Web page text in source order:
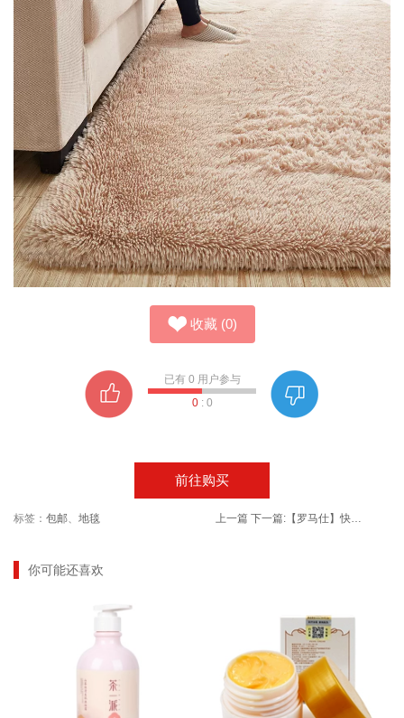
收藏 (0)
已有 0 用户参与
0: 0
前往购买
标签： 包邮、 地毯 上一篇 下一篇: 【罗马仕】快充苹果充电器头
你可能还喜欢